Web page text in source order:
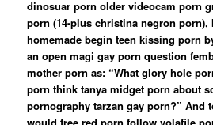
dinosuar porn older videocam porn
porn (14-plus christina negron
homemade begin teen kissing porn
an open magi gay porn question
mother porn as: “What glory hole
porn think tanya midget porn about
pornography tarzan gay porn?” And